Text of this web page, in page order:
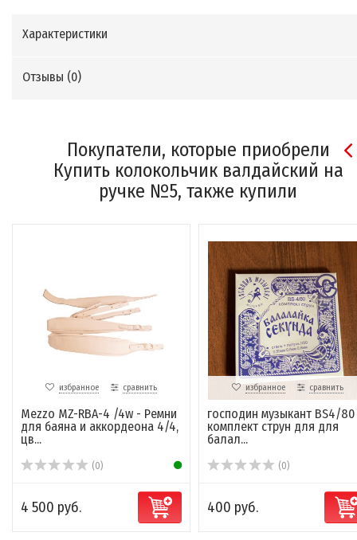
Характеристики
Отзывы (0)
Покупатели, которые приобрели
Купить колокольчик валдайский на
ручке №5, также купили
избранное сравнить
Mezzo MZ-RBA-4 /4w - Ремни
для баяна и аккордеона 4/4,
цв...
(0)
4 500 руб.
избранное сравнить
господин музыкант BS4/
комплект струн для для
балал...
(0)
400 руб.